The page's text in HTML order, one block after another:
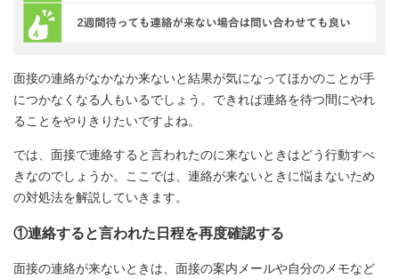
面接の連絡がなかなか来ないと結果が気になってほかのことが手
につかなくなる人もいるでしょう。できれば連絡を待つ間にやれ
ることをやりきりたいですよね。
では、面接で連絡すると言われたのに来ないときはどう行動すべ
きなのでしょうか。ここでは、連絡が来ないときに悩まないため
の対処法を解説していきます。
①連絡すると言われた日程を再度確認する
面接の連絡が来ないときは、面接の案内メールや自分のメモなど